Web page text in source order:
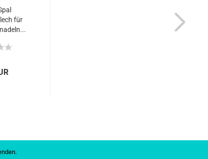
für